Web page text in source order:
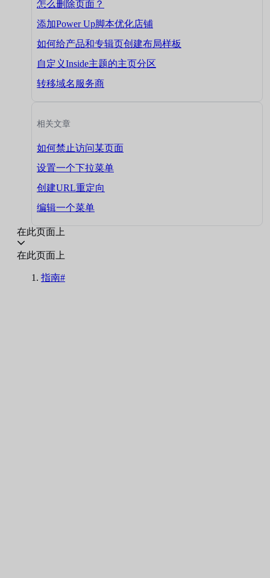
怎么删除页面？
添加Power Up脚本优化店铺
如何给产品和专辑页创建布局样板
自定义Inside主题的主页分区
转移域名服务商
相关文章
如何禁止访问某页面
设置一个下拉菜单
创建URL重定向
编辑一个菜单
在此页面上
在此页面上
指南#